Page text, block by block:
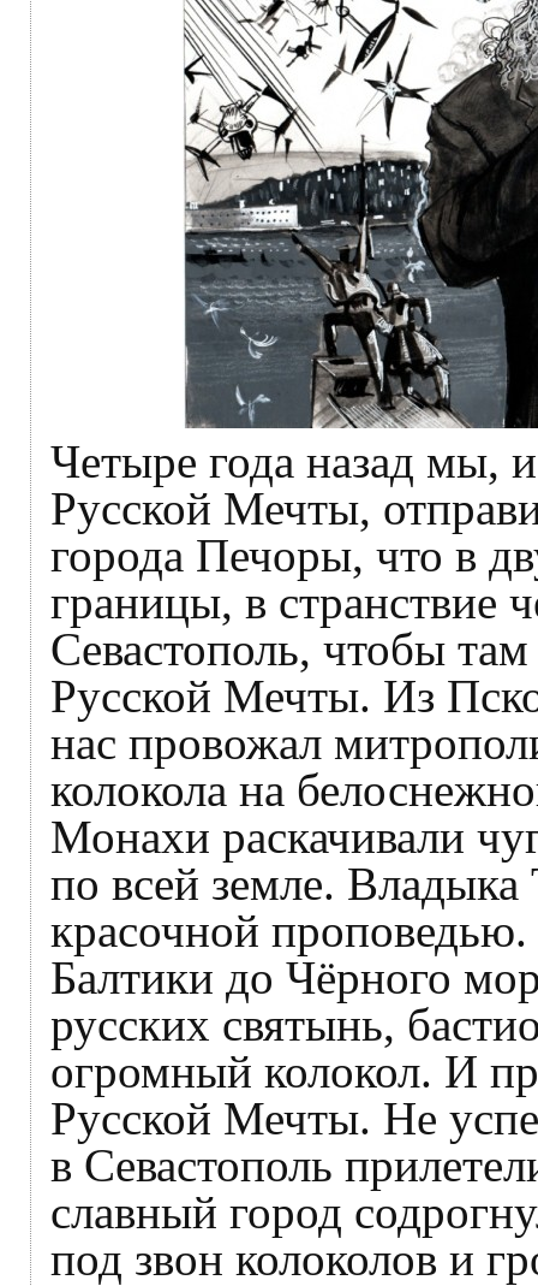
Четыре года назад мы,
Русской Мечты,
города Печоры, что в
границы, в странствие
Севастополь, чтобы
Русской Мечты. Из
нас провожал
колокола на
Монахи раскачивали
по всей земле.
красочной
Балтики до Чёрного
русских святынь,
огромный колокол. И
Русской Мечты. Не
в Севастополь
славный город
под звон колоколов и